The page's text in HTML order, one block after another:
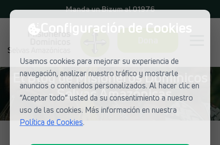
Configuración de Cookies
Usamos cookies para mejorar su experiencia de
navegación, analizar nuestro tráfico y mostrarle
anuncios o contenidos personalizados. Al hacer clic en
“Aceptar todo” usted da su consentimiento a nuestro
uso de las cookies. Más información en nuestra
Política de Cookies.
Manda un Bizum al 01976
El Blog de Misioneros Dominicos
- Selvas Amazónicas